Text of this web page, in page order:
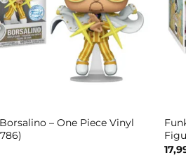
– One Piece Vinyl